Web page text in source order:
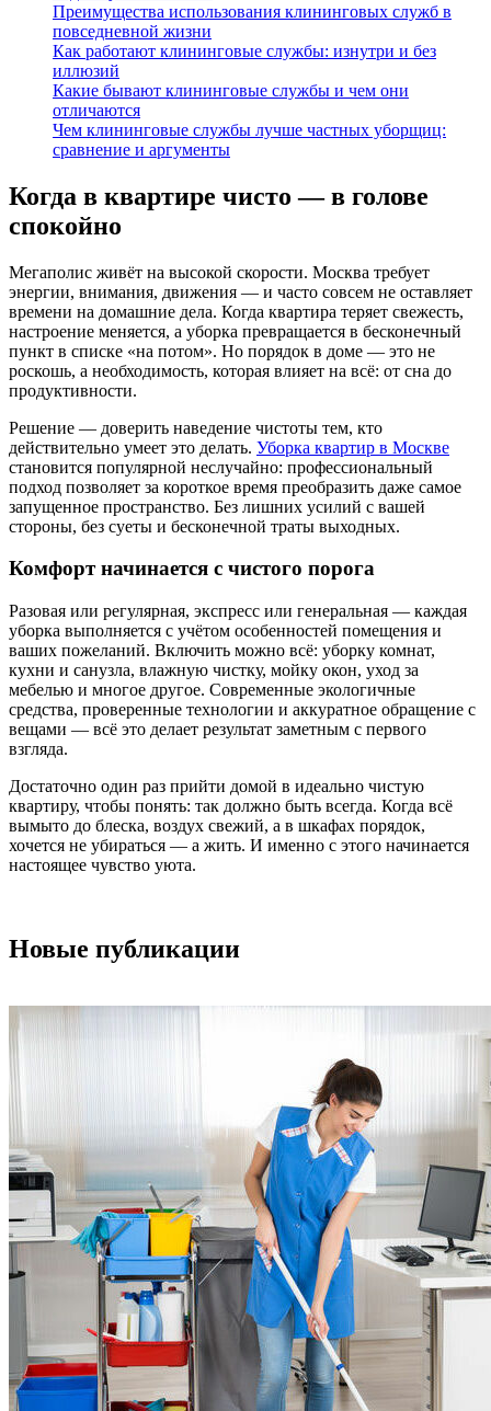
Преимущества использования клининговых служб в
повседневной жизни
Как работают клининговые службы: изнутри и без
иллюзий
Какие бывают клининговые службы и чем они
отличаются
Чем клининговые службы лучше частных уборщиц:
сравнение и аргументы
Когда в квартире чисто — в голове
спокойно
Мегаполис живёт на высокой скорости. Москва требует
энергии, внимания, движения — и часто совсем не оставляет
времени на домашние дела. Когда квартира теряет свежесть,
настроение меняется, а уборка превращается в бесконечный
пункт в списке «на потом». Но порядок в доме — это не
роскошь, а необходимость, которая влияет на всё: от сна до
продуктивности.
Решение — доверить наведение чистоты тем, кто
действительно умеет это делать. Уборка квартир в Москве
становится популярной неслучайно: профессиональный
подход позволяет за короткое время преобразить даже самое
запущенное пространство. Без лишних усилий с вашей
стороны, без суеты и бесконечной траты выходных.
Комфорт начинается с чистого порога
Разовая или регулярная, экспресс или генеральная — каждая
уборка выполняется с учётом особенностей помещения и
ваших пожеланий. Включить можно всё: уборку комнат,
кухни и санузла, влажную чистку, мойку окон, уход за
мебелью и многое другое. Современные экологичные
средства, проверенные технологии и аккуратное обращение с
вещами — всё это делает результат заметным с первого
взгляда.
Достаточно один раз прийти домой в идеально чистую
квартиру, чтобы понять: так должно быть всегда. Когда всё
вымыто до блеска, воздух свежий, а в шкафах порядок,
хочется не убираться — а жить. И именно с этого начинается
настоящее чувство уюта.
Новые публикации